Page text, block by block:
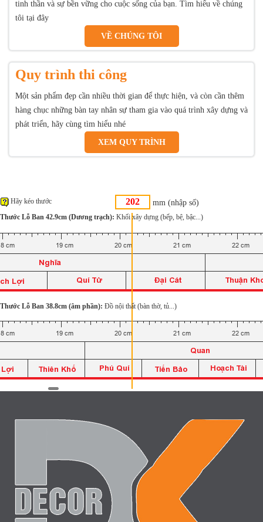
tinh thần và sự bền vững cho cuộc sống của bạn. Tìm hiểu về chúng
tôi tại đây
VỀ CHÚNG TÔI
Quy trình thi công
Một sản phẩm đẹp cần nhiều thời gian để thực hiện, và còn cần thêm
hàng chục những bàn tay nhân sự tham gia vào quá trình xây dựng và
phát triển, hãy cùng tìm hiểu nhé
XEM QUY TRÌNH
mm (nhập số)
Hãy kéo thước
Thước Lỗ Ban 42.9cm (Dương trạch): Khối xây dựng (bếp, bệ, bậc...)
Thước Lỗ Ban 38.8cm (âm phần): Đồ nội thất (bàn thờ, tủ...)